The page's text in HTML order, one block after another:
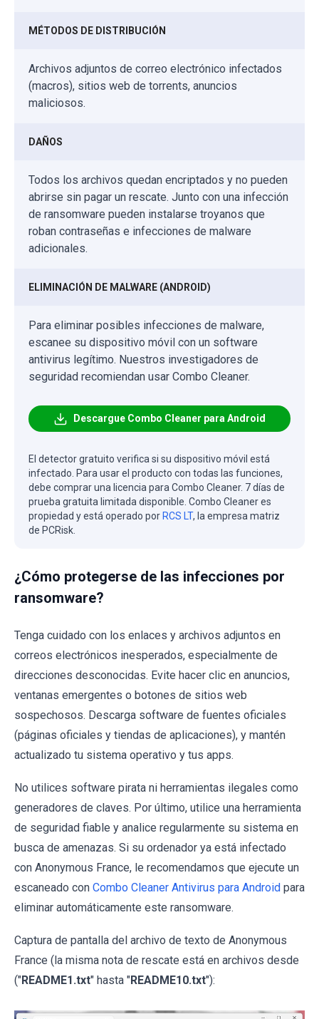
MÉTODOS DE DISTRIBUCIÓN
Archivos adjuntos de correo electrónico infectados
(macros), sitios web de torrents, anuncios
maliciosos.
DAÑOS
Todos los archivos quedan encriptados y no pueden
abrirse sin pagar un rescate. Junto con una infección
de ransomware pueden instalarse troyanos que
roban contraseñas e infecciones de malware
adicionales.
ELIMINACIÓN DE MALWARE (ANDROID)
Para eliminar posibles infecciones de malware,
escanee su dispositivo móvil con un software
antivirus legítimo. Nuestros investigadores de
seguridad recomiendan usar Combo Cleaner.
Descargue Combo Cleaner para Android
El detector gratuito verifica si su dispositivo móvil está
infectado. Para usar el producto con todas las funciones,
debe comprar una licencia para Combo Cleaner. 7 días de
prueba gratuita limitada disponible. Combo Cleaner es
propiedad y está operado por RCS LT, la empresa matriz
de PCRisk.
¿Cómo protegerse de las infecciones por
ransomware?
Tenga cuidado con los enlaces y archivos adjuntos en
correos electrónicos inesperados, especialmente de
direcciones desconocidas. Evite hacer clic en anuncios,
ventanas emergentes o botones de sitios web
sospechosos. Descarga software de fuentes oficiales
(páginas oficiales y tiendas de aplicaciones), y mantén
actualizado tu sistema operativo y tus apps.
No utilices software pirata ni herramientas ilegales como
generadores de claves. Por último, utilice una herramienta
de seguridad fiable y analice regularmente su sistema en
busca de amenazas. Si su ordenador ya está infectado
con Anonymous France, le recomendamos que ejecute un
escaneado con Combo Cleaner Antivirus para Android para
eliminar automáticamente este ransomware.
Captura de pantalla del archivo de texto de Anonymous
France (la misma nota de rescate está en archivos desde
("README1.txt" hasta "README10.txt"):